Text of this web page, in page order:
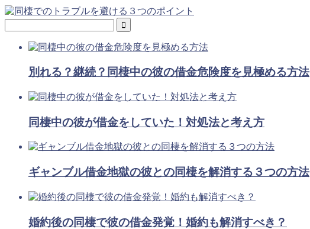
別れる？継続？同棲中の彼の借金危険度を見極める方法
同棲中の彼が借金をしていた！対処法と考え方
ギャンブル借金地獄の彼との同棲を解消する３つの方法
婚約後の同棲で彼の借金発覚！婚約も解消すべき？